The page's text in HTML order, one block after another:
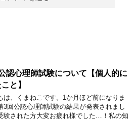
認心理師試験について【個人的に
と】
は、くまねこです。1か月ほど前になりま
3回公認心理師試験の結果が発表されまし
験された方大変お疲れ様でした…！私の知